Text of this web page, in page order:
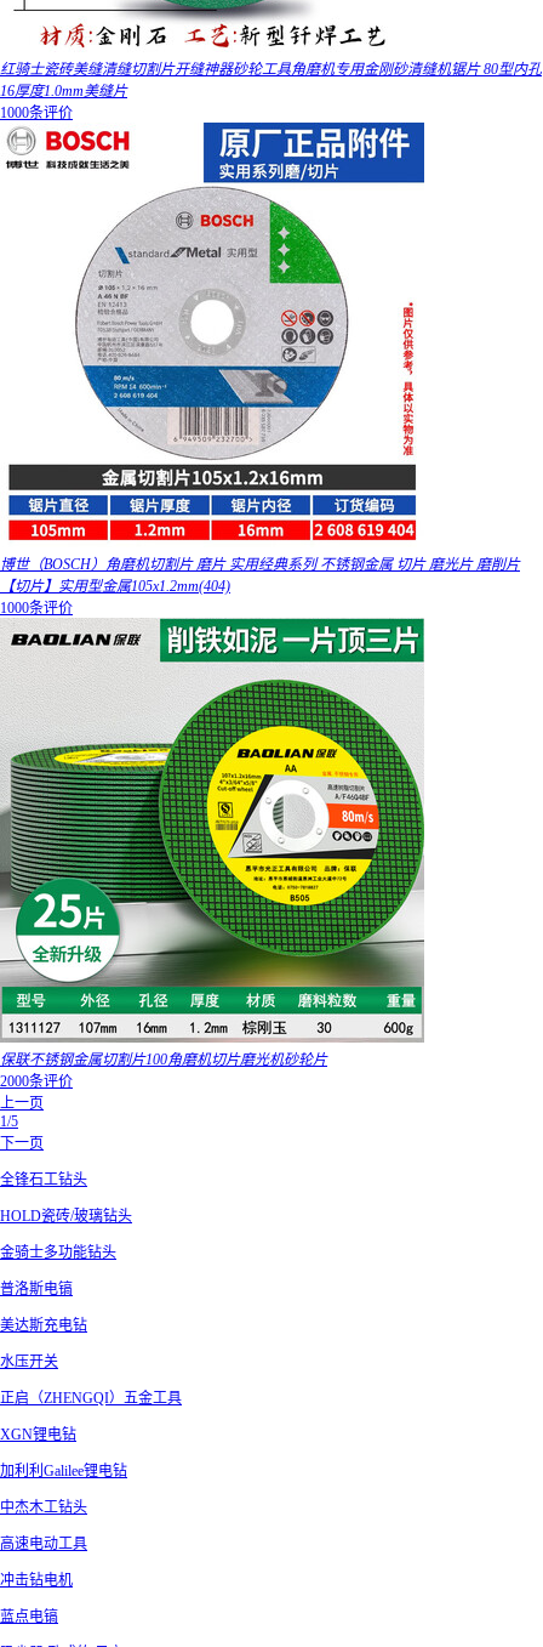
红骑士瓷砖美缝清缝切割片开缝神器砂轮工具角磨机专用金刚砂清缝机锯片 80型内孔
16厚度1.0mm美缝片
1000条评价
博世（BOSCH）角磨机切割片 磨片 实用经典系列 不锈钢金属 切片 磨光片 磨削片
【切片】实用型金属105x1.2mm(404)
1000条评价
保联不锈钢金属切割片100角磨机切片磨光机砂轮片
2000条评价
上一页
1/5
下一页
全锋石工钻头
HOLD瓷砖/玻璃钻头
金骑士多功能钻头
普洛斯电镐
美达斯充电钻
水压开关
正启（ZHENGQI）五金工具
XGN锂电钻
加利利Galilee锂电钻
中杰木工钻头
高速电动工具
冲击钻电机
蓝点电镐